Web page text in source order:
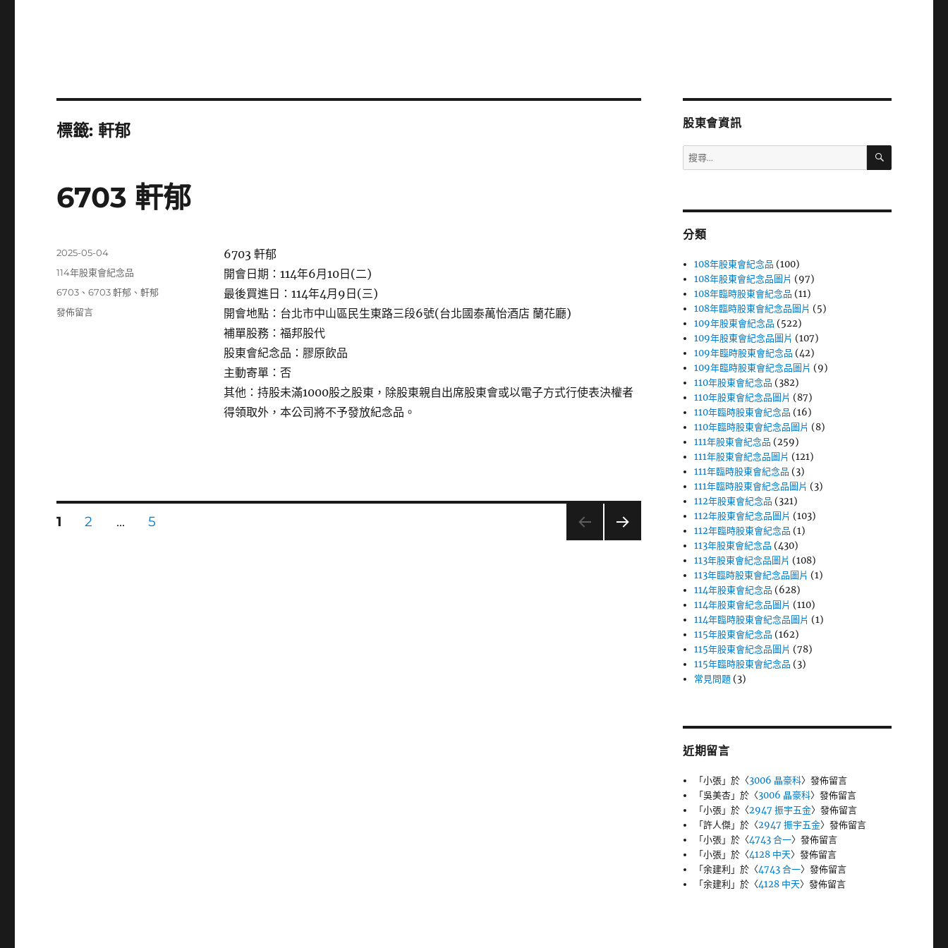
標籤: 軒郁
6703 軒郁
6703 軒郁
開會日期：114年6月10日(二)
最後買進日：114年4月9日(三)
開會地點：台北市中山區民生東路三段6號(台北國泰萬怡酒店 蘭花廳)
補單股務：福邦股代
股東會紀念品：膠原飲品
主動寄單：否
其他：持股未滿1000股之股東，除股東親自出席股東會或以電子方式行使表決權者
得領取外，本公司將不予發放紀念品。
發
期:
2025-05-04
分
114年股東會紀念品
標
籤
6703 、6703 軒郁 、軒郁
在
發佈留言
文
頁
1
頁
2 ...
頁
5
股東會資訊
搜
尋
字:
搜
分類
108年股東會紀念品 (100)
108年股東會紀念品圖片 (97)
108年臨時股東會紀念品 (11)
108年臨時股東會紀念品圖片 (5)
109年股東會紀念品 (522)
109年股東會紀念品圖片 (107)
109年臨時股東會紀念品 (42)
109年臨時股東會紀念品圖片 (9)
110年股東會紀念品 (382)
110年股東會紀念品圖片 (87)
110年臨時股東會紀念品 (16)
110年臨時股東會紀念品圖片 (8)
111年股東會紀念品 (259)
111年股東會紀念品圖片 (121)
111年臨時股東會紀念品 (3)
111年臨時股東會紀念品圖片 (3)
112年股東會紀念品 (321)
112年股東會紀念品圖片 (103)
112年臨時股東會紀念品 (1)
113年股東會紀念品 (430)
113年股東會紀念品圖片 (108)
113年臨時股東會紀念品圖片 (1)
114年股東會紀念品 (628)
114年股東會紀念品圖片 (110)
114年臨時股東會紀念品圖片 (1)
115年股東會紀念品 (162)
115年股東會紀念品圖片 (78)
115年臨時股東會紀念品 (3)
常見問題 (3)
近期留言
「小張」於〈3006 晶豪科〉發佈留言
「吳美杏」於〈3006 晶豪科〉發佈留言
「小張」於〈2947 振宇五金〉發佈留言
「許人傑」於〈2947 振宇五金〉發佈留言
「小張」於〈4743 合一〉發佈留言
「小張」於〈4128 中天〉發佈留言
「余建利 」於〈4743 合一〉發佈留言
「余建利 」於〈4128 中天〉發佈留言